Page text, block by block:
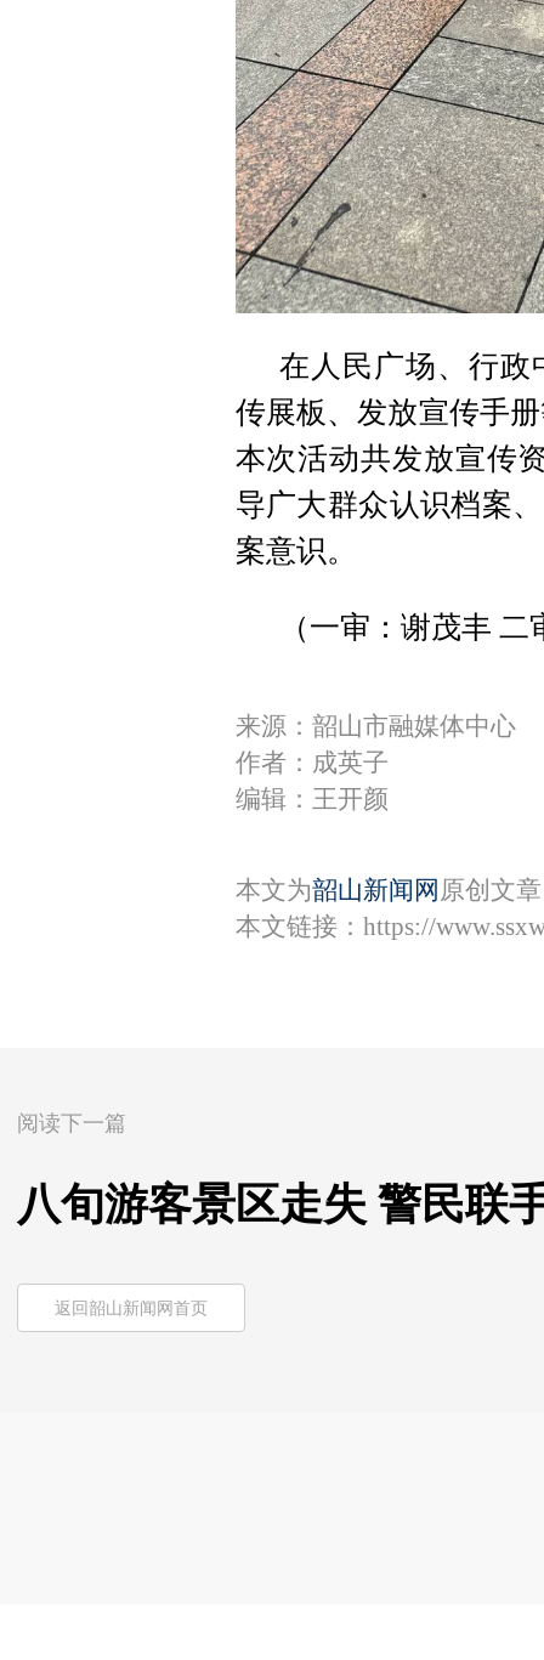
在人民广场、行政
传展板、发放宣传手
本次活动共发放宣传
导广大群众认识档案
案意识。
（一审：谢茂丰
来源：韶山市融媒体中心
作者：成英子
编辑：王开颜
本文为韶山新闻网 原创文
本文链接： https://
阅读下一篇
八旬游客景区走失 警民联
返回韶山新闻网首页